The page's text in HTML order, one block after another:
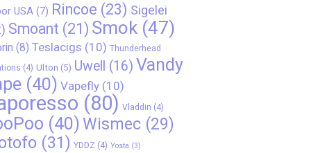
USA (7) Rincoe (23) Sigelei
Smoant (21) Smok (47)
(8) Teslacigs (10) Thunderhead
(4) Ulton (5) Uwell (16) Vandy
(40) Vapefly (10)
(80) Vladdin (4)
(40) Wismec (29)
(31) YDDZ (4) Yosta (3)